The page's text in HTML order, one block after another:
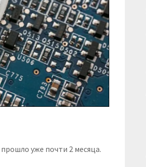
уже почти 2 месяца.